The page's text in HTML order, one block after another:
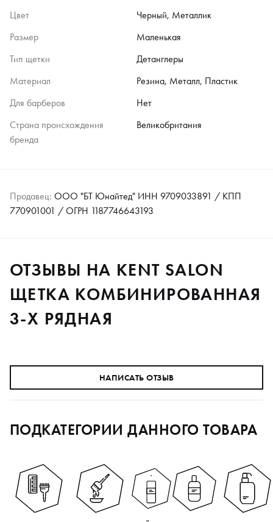
Цвет
Черный, Металлик
Размер
Маленькая
Тип щетки
Детанглеры
Материал
Резина, Металл, Пластик
Для барберов
Нет
Страна происхождения
бренда
Великобритания
Продавец: ООО "БТ Юнайтед" ИНН 9709033891 / КПП
770901001 / ОГРН 1187746643193
ОТЗЫВЫ НА KENT SALON
ЩЕТКА КОМБИНИРОВАННАЯ
3-Х РЯДНАЯ
НАПИСАТЬ ОТЗЫВ
ПОДКАТЕГОРИИ ДАННОГО ТОВАРА